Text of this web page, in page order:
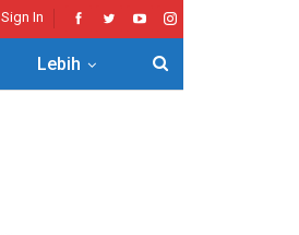
Sign In
Lebih